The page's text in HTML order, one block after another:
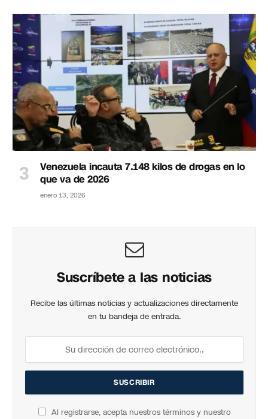
Venezuela incauta 7.148 kilos de drogas en lo
que va de 2026
enero 13, 2026
Suscríbete a las noticias
Recibe las últimas noticias y actualizaciones directamente
en tu bandeja de entrada.
Al registrarse, acepta nuestros términos y nuestro